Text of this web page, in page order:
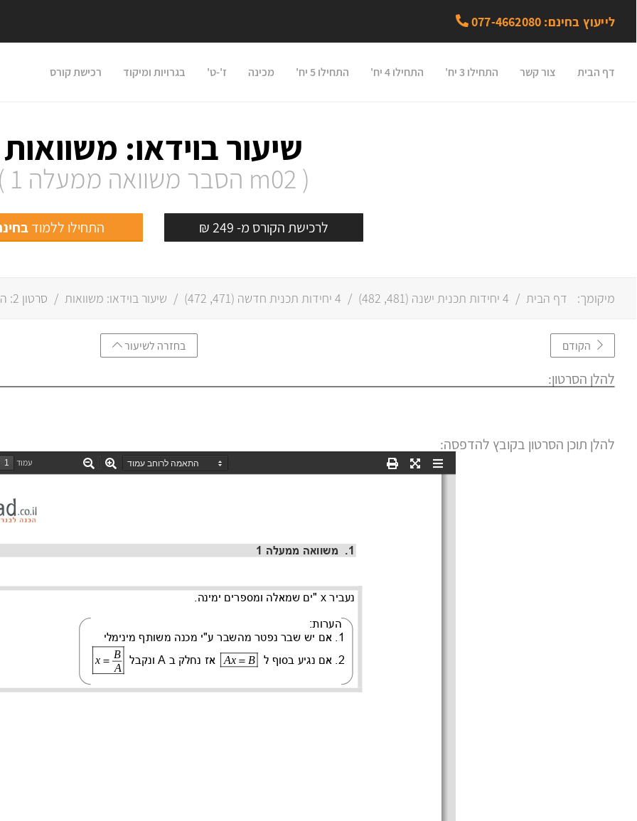
לייעוץ בחינם: 077-4662080
דף הבית צור קשר התחילו 3 יח' התחילו 4 יח' התחילו 5 יח' מכינה ז'-ט' בגרויות ומיקוד רכישת קורס
שיעור בוידאו: משוואות
( m02 הסבר משוואה ממעלה 1 )
לרכישת הקורס מ- 249 ₪ התחילו ללמוד
מיקומך: דף הבית / 4 יחידות תכנית ישנה ( 481
,
482
)
/ 4 יחידות תכנית חדשה ( 471
,
472
)
/ שיעור בוידאו: משוואות / סרטון 2: הסבר משוואה ממעלה ראשונה
הקודם בחזרה לשיעור
להלן הסרטון:
להלן תוכן הסרטון בקובץ להדפסה: